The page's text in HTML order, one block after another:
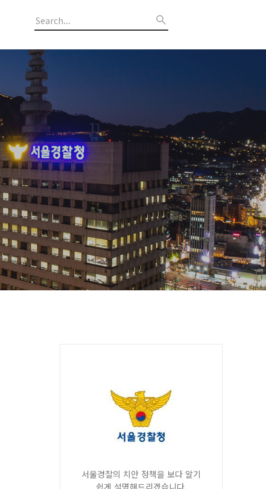
서울경찰의 치안 정책을 보다 알기
쉽게 설명해드리겠습니다.